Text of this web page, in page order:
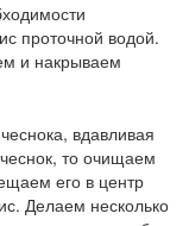
проточной водой.
и накрываем
вдавливая
то очищаем
его в центр
Делаем несколько